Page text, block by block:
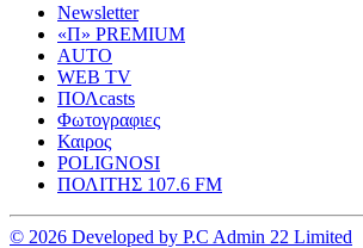
Newsletter
«Π» PREMIUM
AUTO
WEB TV
ΠΟΛcasts
Φωτογραφιες
Καιρος
POLIGNOSI
ΠΟΛΙΤΗΣ 107.6 FM
© 2026 Developed by P.C Admin 22 Limited